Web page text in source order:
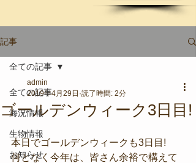
記事
全ての記事
海況情報
生物情報
お知らせ
全ての記事
ゴールデンウィーク3日目!
admin
2019年4月29日 読了時間: 2分
本日でゴールデンウィークも3日目!
何となく今年は、皆さん余裕で構えて